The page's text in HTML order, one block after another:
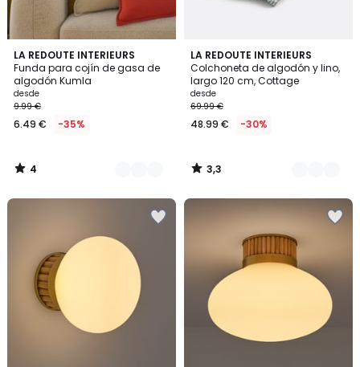
LA REDOUTE INTERIEURS
Funda para cojín de gasa de
algodón Kumla
desde
9.99 €
6.49 € -35%
4
/
5
2
Colores
4
/
LA REDOUTE INTERIEURS
Colchoneta de algodón y lino,
largo 120 cm, Cottage
desde
69.99 €
48.99 € -30%
3,3
/ 5
3
Colores
3,3
/